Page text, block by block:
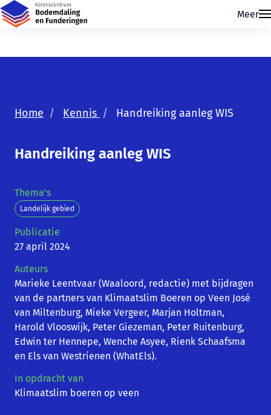
Meer
Home Kennis Handreiking aanleg WIS
Handreiking aanleg WIS
Thema's
Landelijk gebied
Publicatie
27 april 2024
Auteurs
Marieke Leentvaar (Waaloord, redactie) met bijdragen
van de partners van Klimaatslim Boeren op Veen José
van Miltenburg, Mieke Vergeer, Marjan Holtman,
Harold Vlooswijk, Peter Giezeman, Peter Ruitenburg,
Edwin ter Hennepe, Wenche Asyee, Rienk Schaafsma
en Els van Westrienen (WhatEls).
In opdracht van
Klimaatslim boeren op veen